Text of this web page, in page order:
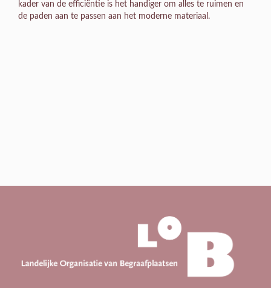
kader van de efficiëntie is het handiger om alles te ruimen en
de paden aan te passen aan het moderne materiaal.